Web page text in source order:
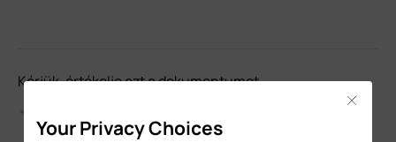
Kérjük, értékelje ezt a dokumentumot
Your Privacy Choices
Close